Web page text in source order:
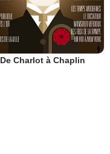
De Charlot à Chaplin